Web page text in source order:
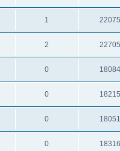
1 22075
2 22705
0 18084
0 18215
0 18051
0 18316